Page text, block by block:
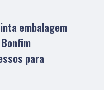
embalagem
para